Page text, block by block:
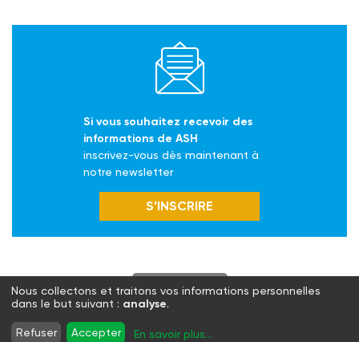
Si vous souhaitez recevoir des
informations de ASH
inscrivez-vous dès maintenant à
notre newsletter
S’INSCRIRE
S'abonner
Twitter Facebook
WhatsApp
Nous collectons et traitons vos informations personnelles
dans le but suivant : analyse.
Refuser Accepter En savoir plus...